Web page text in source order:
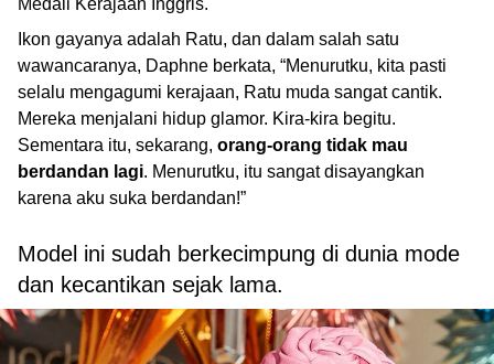
Medali Kerajaan Inggris.
Ikon gayanya adalah Ratu, dan dalam salah satu
wawancaranya, Daphne berkata, “Menurutku, kita pasti
selalu mengagumi kerajaan, Ratu muda sangat cantik.
Mereka menjalani hidup glamor. Kira-kira begitu.
Sementara itu, sekarang, orang-orang tidak mau
berdandan lagi. Menurutku, itu sangat disayangkan
karena aku suka berdandan!”
Model ini sudah berkecimpung di dunia mode
dan kecantikan sejak lama.